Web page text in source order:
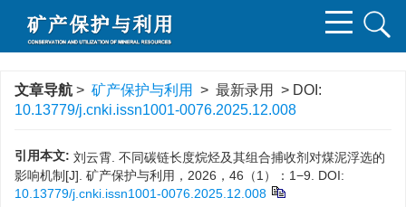
文章导航 > 矿产保护与利用
> 最新录用 > DOI:
10.13779/j.cnki.issn1001-0076.2025.12.008
引用本文: 刘云霄. 不同碳链长度烷烃及其组合捕收剂对煤泥浮选的
影响机制[J]. 矿产保护与利用，2026，46（1）：1−9.
DOI:
10.13779/j.cnki.issn1001-0076.2025.12.008